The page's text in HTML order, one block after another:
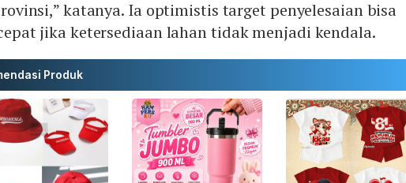
katanya. Ia optimistis target penyelesaian bisa
jika ketersediaan lahan tidak menjadi kendala.
Produk